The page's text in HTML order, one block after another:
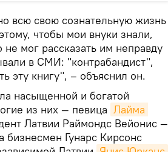
всю свою сознательную жизнь
чтобы мои внуки знали,
мог рассказать им неправду
в СМИ: "контрабандист",
эту книгу", – объяснил он.
насыщенной и богатой
из них — певица Лайма
Латвии Раймондс Вейонис —
бизнесмен Гунарс Кирсонс